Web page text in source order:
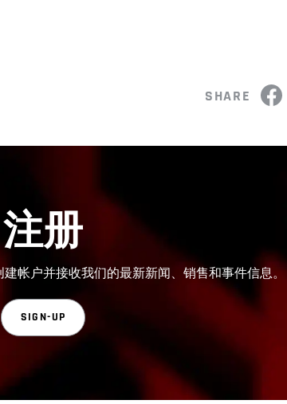
SHARE
注册
帐户并接收我们的最新新闻、销售和事件信息。
SIGN-UP